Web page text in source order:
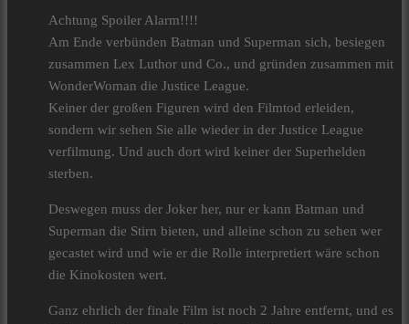
Achtung Spoiler Alarm!!!!
Am Ende verbünden Batman und Superman sich, besiegen
zusammen Lex Luthor und Co., und gründen zusammen mit
WonderWoman die Justice League.
Keiner der großen Figuren wird den Filmtod erleiden,
sondern wir sehen Sie alle wieder in der Justice League
verfilmung. Und auch dort wird keiner der Superhelden
sterben.
Deswegen muss der Joker her, nur er kann Batman und
Superman die Stirn bieten, und alleine schon zu sehen wer
gecastet wird und wie er die Rolle interpretiert wäre schon
die Kinokosten wert.
Ganz ehrlich der finale Film ist noch 2 Jahre entfernt, und es